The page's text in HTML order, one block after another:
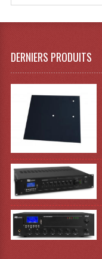
DERNIERS PRODUITS